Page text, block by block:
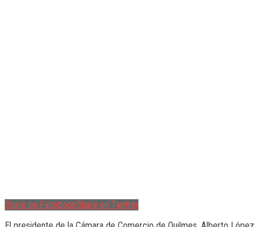
Share on FacebookShare on Twitter